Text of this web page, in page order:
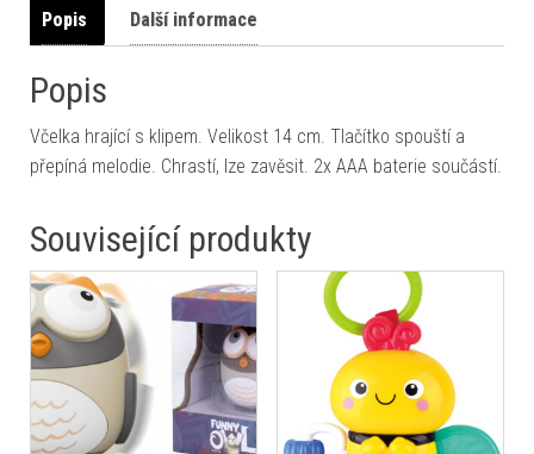
Popis Další informace
Popis
Včelka hrající s klipem. Velikost 14 cm. Tlačítko spouští a
přepíná melodie. Chrastí, lze zavěsit. 2x AAA baterie součástí.
Související produkty